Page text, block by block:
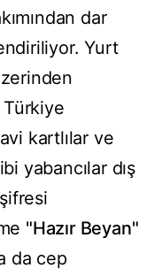
dar
Yurt
kartlılar ve
yabancılar dış
"Hazır Beyan"
da cep